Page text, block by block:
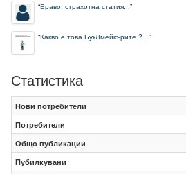
“Браво, страхотна статия...”
“Какво е това БукЛмейкърите ?...”
Статистика
Нови потребители
Потребители
Общо публикации
Пубилкувани